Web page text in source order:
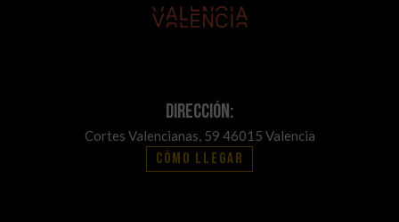
Dirección:
Cortes Valencianas, 59 46015 Valencia
Cómo llegar